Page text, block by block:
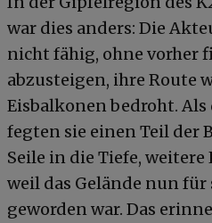
war dies anders: Die
nicht fähig, ohne vorher
abzusteigen, ihre Route
Eisbalkonen bedroht. Als
fegten sie einen Teil der
Seile in die Tiefe,
weil das Gelände nun für
geworden war. Das